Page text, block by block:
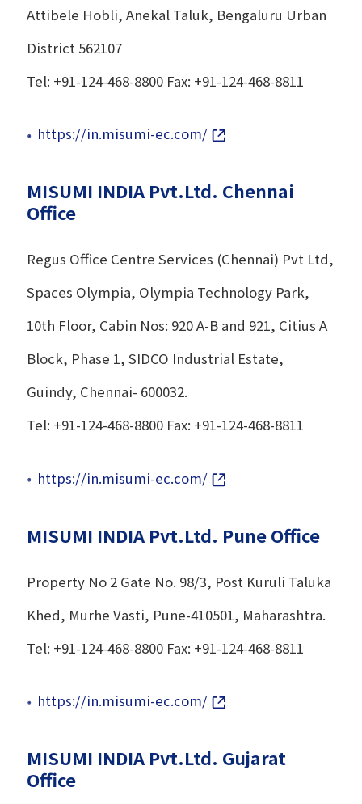
Attibele Hobli, Anekal Taluk, Bengaluru Urban
District 562107
Tel: +91-124-468-8800 Fax: +91-124-468-8811
https://in.misumi-ec.com/
MISUMI INDIA Pvt.Ltd. Chennai
Office
Regus Office Centre Services (Chennai) Pvt Ltd,
Spaces Olympia, Olympia Technology Park,
10th Floor, Cabin Nos: 920 A-B and 921, Citius A
Block, Phase 1, SIDCO Industrial Estate,
Guindy, Chennai- 600032.
Tel: +91-124-468-8800 Fax: +91-124-468-8811
https://in.misumi-ec.com/
MISUMI INDIA Pvt.Ltd. Pune Office
Property No 2 Gate No. 98/3, Post Kuruli Taluka
Khed, Murhe Vasti, Pune-410501, Maharashtra.
Tel: +91-124-468-8800 Fax: +91-124-468-8811
https://in.misumi-ec.com/
MISUMI INDIA Pvt.Ltd. Gujarat
Office